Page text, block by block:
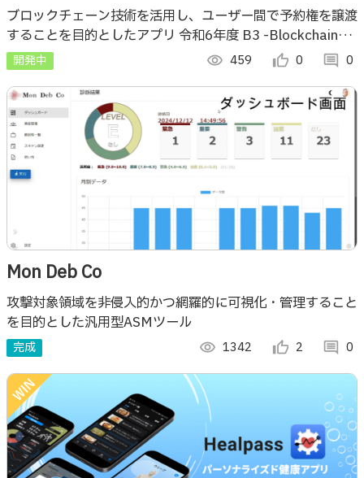
ブロックチェーン技術を活用し、ユーザー間で予約権を譲渡
することを目的としたアプリ 令和6年度 B3 -Blockchain
Business plan Workshop- ブロックチェーン特別賞受賞
開発中 visibility 459 thumb_up_alt 0 comment 0
Mon Deb Co
攻撃対象領域を非侵入的かつ網羅的に可視化・管理すること
を目的とした汎用型ASMツール
完成 visibility 1342 thumb_up_alt 2 comment 0